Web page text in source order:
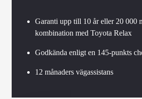
Garanti upp till 10 år eller 20 000
kombination med Toyota Relax
Godkända enligt en 145-punkts
12 månaders vägassistans